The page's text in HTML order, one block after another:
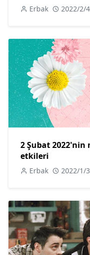
Erbak 2022/2/4
2 Şubat
etkileri
Erbak 2022/1/